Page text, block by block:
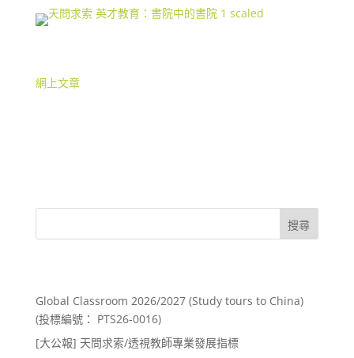
網上文章
搜尋
Global Classroom 2026/2027 (Study tours to China)
(投標編號： PTS26-0016)
[大公報] 天問求索/透視教師專業發展指標